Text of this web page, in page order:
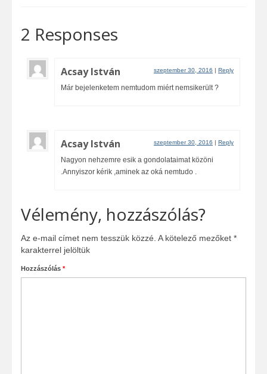
2 Responses
Acsay István szeptember 30, 2016 Reply
Már bejelenketem nemtudom miért nemsikerült ?
Acsay István szeptember 30, 2016 Reply
Nagyon nehzemre esik a gondolataimat közöni
.Annyiszor kérik ,aminek az oká nemtudo .
Vélemény, hozzászólás?
Az e-mail címet nem tesszük közzé. A kötelező mezőket *
karakterrel jelöltük
Hozzászólás *